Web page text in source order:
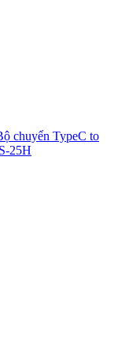
chuyển TypeC to
25H